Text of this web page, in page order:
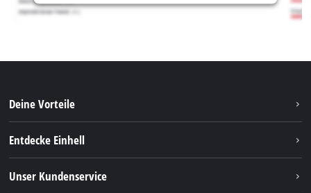
Deine Vorteile
Entdecke Einhell
Unser Kundenservice